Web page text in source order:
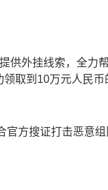
外挂线索，全力
取到10万元人民币
官方搜证打击恶意